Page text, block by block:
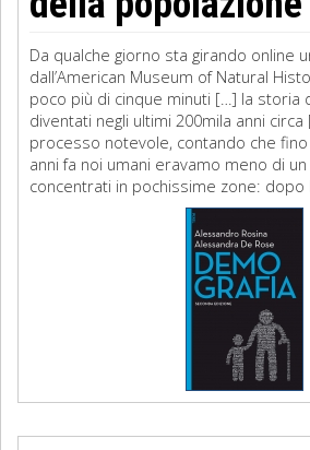
Da qualche giorno sta girando online
dall’American Museum of Natural
poco più di cinque minuti […] la storia
diventati negli ultimi 200mila anni
processo notevole, contando che fino
anni fa noi umani eravamo meno di
concentrati in pochissime zone: dopo